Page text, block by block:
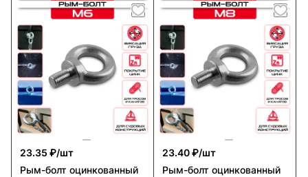
23.35 ₽/шт
Рым-болт оцинкованный
23.40 ₽/шт
Рым-болт оцинкованный